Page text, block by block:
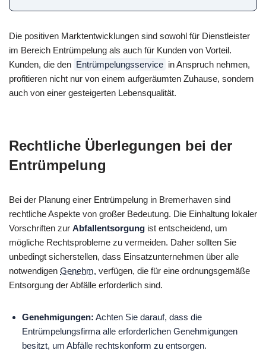
Die positiven Marktentwicklungen sind sowohl für Dienstleister
im Bereich Entrümpelung als auch für Kunden von Vorteil.
Kunden, die den Entrümpelungsservice in Anspruch nehmen,
profitieren nicht nur von einem aufgeräumten Zuhause, sondern
auch von einer gesteigerten Lebensqualität.
Rechtliche Überlegungen bei der
Entrümpelung
Bei der Planung einer Entrümpelung in Bremerhaven sind
rechtliche Aspekte von großer Bedeutung. Die Einhaltung lokaler
Vorschriften zur Abfallentsorgung ist entscheidend, um
mögliche Rechtsprobleme zu vermeiden. Daher sollten Sie
unbedingt sicherstellen, dass Einsatzunternehmen über alle
notwendigen Genehm. verfügen, die für eine ordnungsgemäße
Entsorgung der Abfälle erforderlich sind.
Genehmigungen: Achten Sie darauf, dass die
Entrümpelungsfirma alle erforderlichen Genehmigungen
besitzt, um Abfälle rechtskonform zu entsorgen.